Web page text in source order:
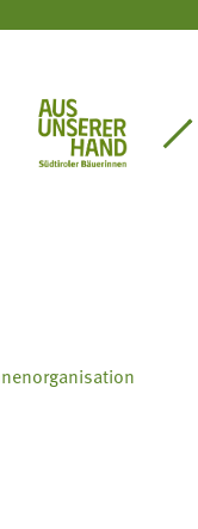
Bäuerinnen lernen -
für die
Aus unserer